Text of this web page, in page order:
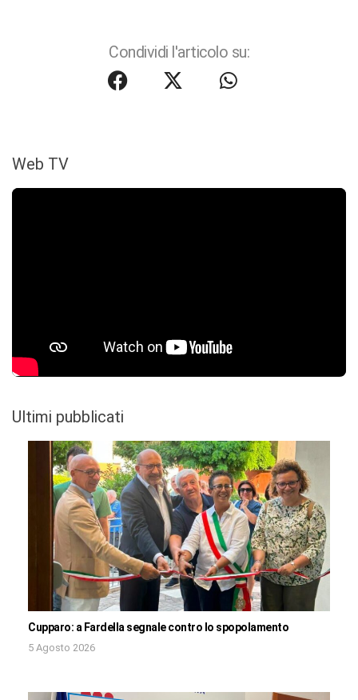
Condividi l'articolo su:
Web TV
Ultimi pubblicati
Cupparo: a Fardella segnale contro lo spopolamento
5 Agosto 2026